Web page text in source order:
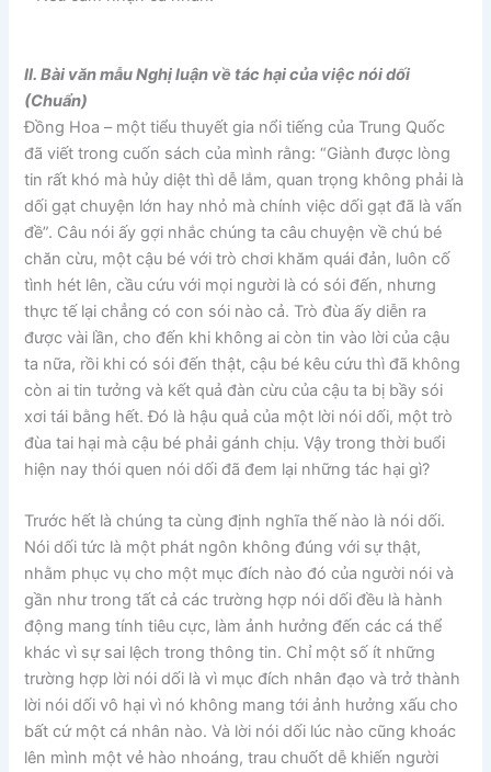
II. Bài văn mẫu Nghị luận về tác hại của việc nói dối
(Chuẩn)
Đồng Hoa – một tiểu thuyết gia nổi tiếng của Trung Quốc
đã viết trong cuốn sách của mình rằng: “Giành được lòng
tin rất khó mà hủy diệt thì dễ lắm, quan trọng không phải là
dối gạt chuyện lớn hay nhỏ mà chính việc dối gạt đã là vấn
đề”. Câu nói ấy gợi nhắc chúng ta câu chuyện về chú bé
chăn cừu, một cậu bé với trò chơi khăm quái đản, luôn cố
tình hét lên, cầu cứu với mọi người là có sói đến, nhưng
thực tế lại chẳng có con sói nào cả. Trò đùa ấy diễn ra
được vài lần, cho đến khi không ai còn tin vào lời của cậu
ta nữa, rồi khi có sói đến thật, cậu bé kêu cứu thì đã không
còn ai tin tưởng và kết quả đàn cừu của cậu ta bị bầy sói
xơi tái bằng hết. Đó là hậu quả của một lời nói dối, một trò
đùa tai hại mà cậu bé phải gánh chịu. Vậy trong thời buổi
hiện nay thói quen nói dối đã đem lại những tác hại gì?
Trước hết là chúng ta cùng định nghĩa thế nào là nói dối.
Nói dối tức là một phát ngôn không đúng với sự thật,
nhằm phục vụ cho một mục đích nào đó của người nói và
gần như trong tất cả các trường hợp nói dối đều là hành
động mang tính tiêu cực, làm ảnh hưởng đến các cá thể
khác vì sự sai lệch trong thông tin. Chỉ một số ít những
trường hợp lời nói dối là vì mục đích nhân đạo và trở thành
lời nói dối vô hại vì nó không mang tới ảnh hưởng xấu cho
bất cứ một cá nhân nào. Và lời nói dối lúc nào cũng khoác
lên mình một vẻ hào nhoáng, trau chuốt dễ khiến người